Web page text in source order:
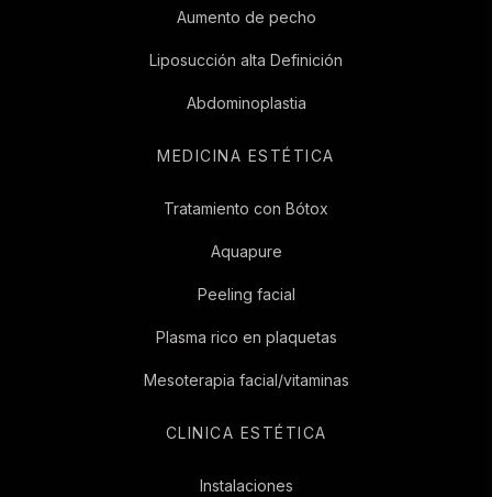
Aumento de pecho
Liposucción alta Definición
Abdominoplastia
MEDICINA ESTÉTICA
Tratamiento con Bótox
Aquapure
Peeling facial
Plasma rico en plaquetas
Mesoterapia facial/vitaminas
CLINICA ESTÉTICA
Instalaciones